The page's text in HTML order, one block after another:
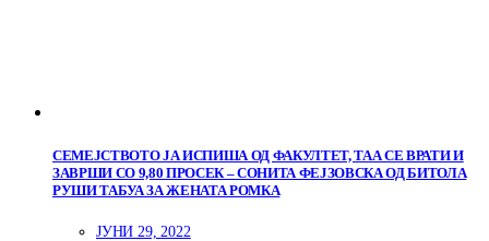
СЕМЕЈСТВОТО ЈА ИСПИША ОД ФАКУЛТЕТ, ТАА СЕ ВРАТИ И
ЗАВРШИ СО 9,80 ПРОСЕК – СОНИТА ФЕЈЗОВСКА ОД БИТОЛА
РУШИ ТАБУА ЗА ЖЕНАТА РОМКА
ЈУНИ 29, 2022